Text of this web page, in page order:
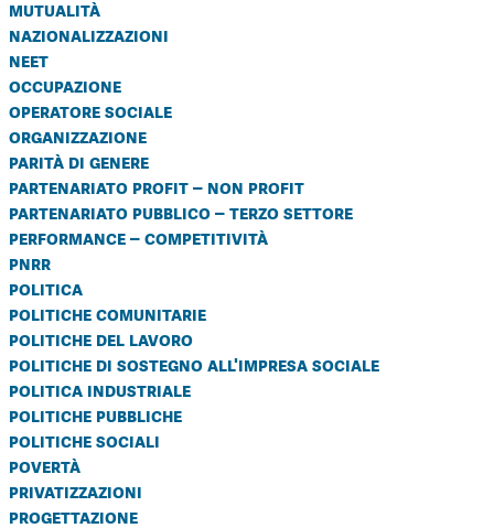
mutualità
nazionalizzazioni
neet
occupazione
operatore sociale
organizzazione
parità di genere
partenariato profit – non profit
partenariato pubblico – terzo settore
performance – competitività
pnrr
politica
politiche comunitarie
politiche del lavoro
politiche di sostegno all'impresa sociale
politica industriale
politiche pubbliche
politiche sociali
povertà
privatizzazioni
progettazione